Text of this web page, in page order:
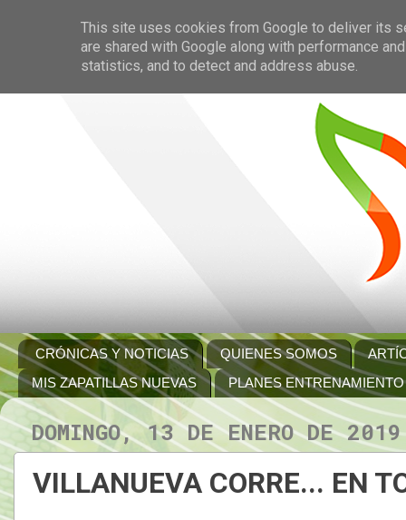
CRÓNICAS Y NOTICIAS QUIENES SOMOS
MIS ZAPATILLAS NUEVAS
PLANES ENTRENAMIENTO
DOMINGO, 13 DE ENERO DE 2019
VILLANUEVA CORRE... EN
This site uses cookies from Google to deliver its
are shared with Google along with performance
statistics, and to detect and address abuse.